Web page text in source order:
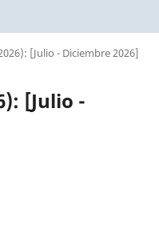
[Julio - Diciembre 2026]
[Julio -